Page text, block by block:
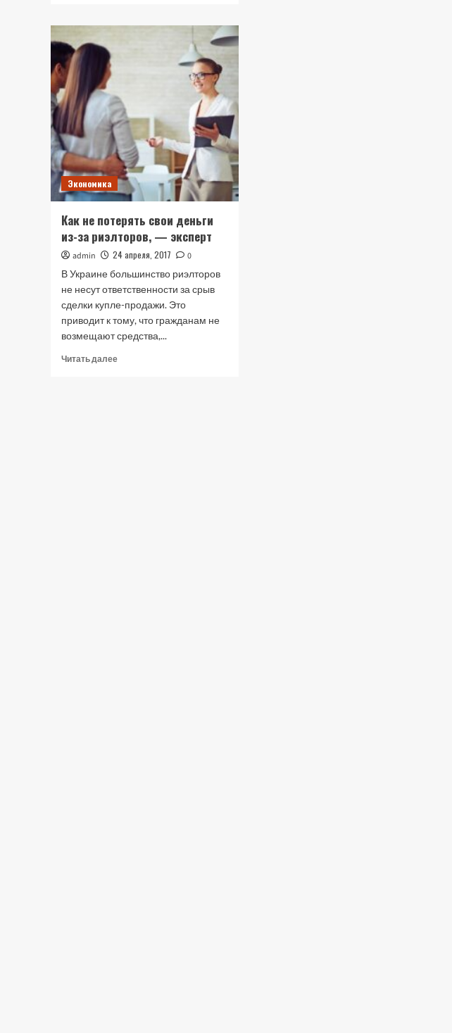
Ипотека
кто
сможет
воспользоваться
Экономика
Как не потерять свои деньги
из-за риэлторов, — эксперт
admin 24 апреля, 2017
0
В Украине большинство риэлторов
не несут ответственности за срыв
сделки купле-продажи. Это
приводит к тому, что гражданам не
возмещают средства,...
Читать далееПрочитать